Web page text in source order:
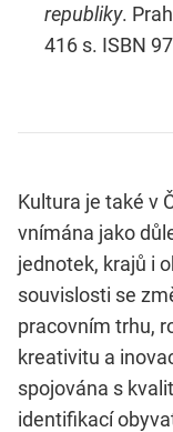
republiky.
416 s. ISBN
Kultura je také v
vnímána jako
jednotek, krajů i
souvislosti se
pracovním trhu,
kreativitu a
spojována s
identifikací